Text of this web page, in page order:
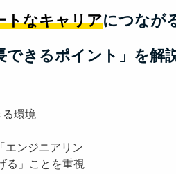
トなキャリアにつなが
できるポイント」を解
環境
エンジニアリン
る」ことを重視